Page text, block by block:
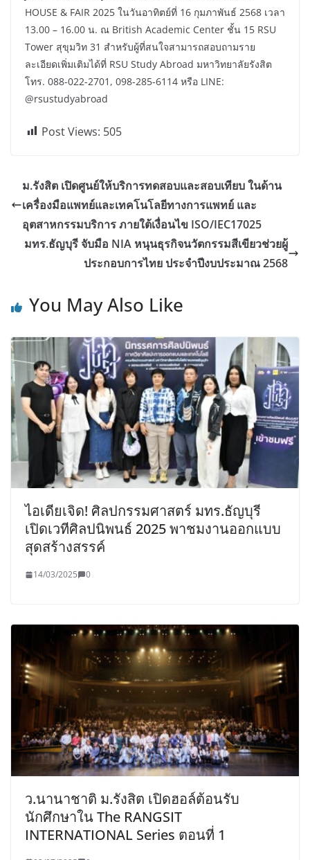
HOUSE & FAIR 2025 ในวันอาทิตย์ที่ 16 กุมภาพันธ์ 2568 เวลา
13.00 – 16.00 น. ณ British Academic Center ชั้น 15 RSU
Tower สุขุมวิท 31 สำหรับผู้ที่สนใจสามารถสอบถามราย
ละเอียดเพิ่มเติมได้ที่ RSU Study Abroad มหาวิทยาลัยรังสิต
โทร. 088-022-2701, 098-285-6114 หรือ LINE:
@rsustudyabroad
Post Views: 505
ม.รังสิต เปิดศูนย์ให้บริการทดสอบและสอบเทียบ ในด้าน
เครื่องมือแพทย์และเทคโนโลยีทางการแพทย์ และ
อุตสาหกรรมบริการ ภายใต้เงื่อนไข ISO/IEC17025
มทร.ธัญบุรี จับมือ NIA หนุนธุรกิจนวัตกรรมสีเขียวช่วยผู้
ประกอบการไทย ประจำปีงบประมาณ 2568
You May Also Like
ไอเดียเจิด! ศิลปกรรมศาสตร์ มทร.ธัญบุรี
เปิดเวทีศิลปนิพนธ์ 2025 พาชมงานออกแบบ
สุดสร้างสรรค์
14/03/2025 0
ว.นานาชาติ ม.รังสิต เปิดฮอล์ต้อนรับ
นักศึกษาใน The RANGSIT
INTERNATIONAL Series ตอนที่ 1